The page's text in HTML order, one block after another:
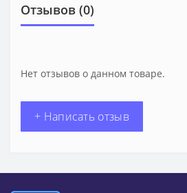
Отзывов (0)
Нет отзывов о данном товаре.
+ Написать отзыв